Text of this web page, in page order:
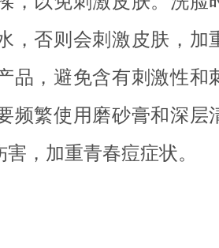
，否则会刺激皮肤，加
品，避免含有刺激性和
频繁使用磨砂膏和深层
，加重青春痘症状。